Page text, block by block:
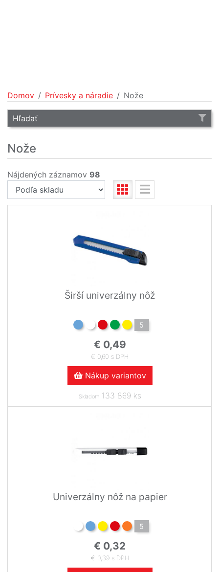
Domov Prívesky a náradie Nože
Hľadať
Nože
Nájdených záznamov 98
Širší univerzálny nôž
5
€ 0,49
€ 0,60 s DPH
Nákup variantov
Skladom133 869 ks
Univerzálny nôž na papier
5
€ 0,32
€ 0,39 s DPH